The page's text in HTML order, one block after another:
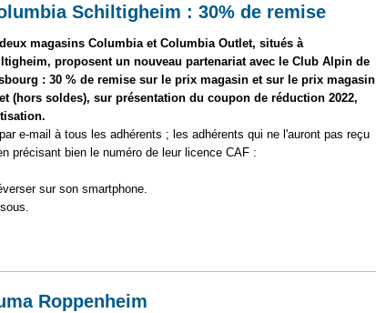
Schiltigheim : 30% de remise
magasins Columbia et Columbia Outlet, situés à
proposent un nouveau partenariat avec le Club Alpin de
: 30 % de remise sur le prix magasin et sur le prix magasin
(hors soldes), sur présentation du coupon de réduction 2022,
e-mail à tous les adhérents ; les adhérents qui ne l'auront pas reçu
précisant bien le numéro de leur licence CAF :
e-mail)
sur son smartphone.
Roppenheim